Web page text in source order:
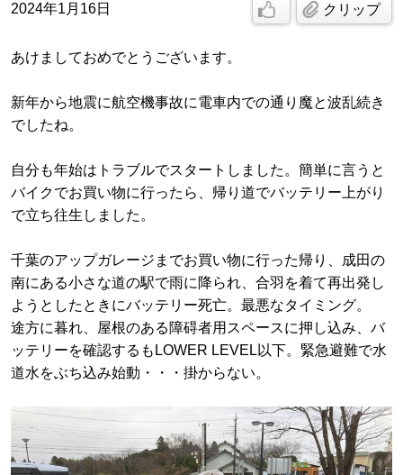
2024年1月16日 クリップ
あけましておめでとうございます。
新年から地震に航空機事故に電車内での通り魔と波乱続き
でしたね。
自分も年始はトラブルでスタートしました。簡単に言うと
バイクでお買い物に行ったら、帰り道でバッテリー上がり
で立ち往生しました。
千葉のアップガレージまでお買い物に行った帰り、成田の
南にある小さな道の駅で雨に降られ、合羽を着て再出発し
ようとしたときにバッテリー死亡。最悪なタイミング。
途方に暮れ、屋根のある障碍者用スペースに押し込み、バ
ッテリーを確認するもLOWER LEVEL以下。緊急避難で水
道水をぶち込み始動・・・掛からない。